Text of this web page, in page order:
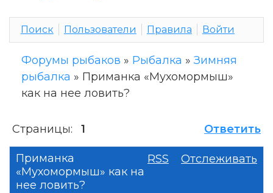
Поиск Пользователи Правила Войти
Форумы рыбаков » Рыбалка »Зимняя
рыбалка » Приманка «Мухомормыш»
как на нее ловить?
Страницы: 1 Ответить
RSS Отслеживать
Приманка
«Мухомормыш» как на
нее ловить?